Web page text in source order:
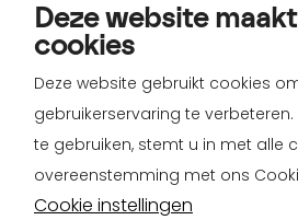
Body
Account
Registreren
Inloggen
Deze website
cookies
Deze website gebruikt cookies
gebruikerservaring te
te gebruiken, stemt u in met alle
overeenstemming met ons
Cookie instellingen